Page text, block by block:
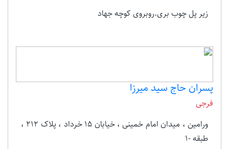
زیر پل چوب بری.روبروی کوچه جهاد
پسران حاج سید میرزا
فرجی
ورامین ، میدان امام خمینی ، خیابان 15 خرداد ، پلاک 212 ،
طبقه -1